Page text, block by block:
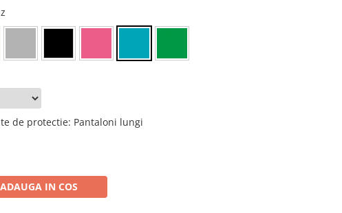
de protectie: Pantaloni lungi
ADAUGA IN COS